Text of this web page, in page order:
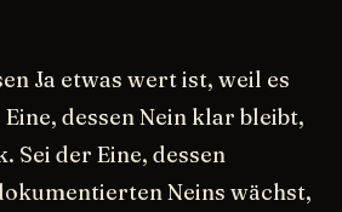
Ja etwas wert ist, weil es
dessen Nein klar bleibt,
Sei der Eine, dessen
Neins wächst,